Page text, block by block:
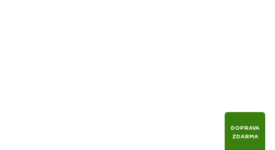
DOPRAVA
ZDARMA